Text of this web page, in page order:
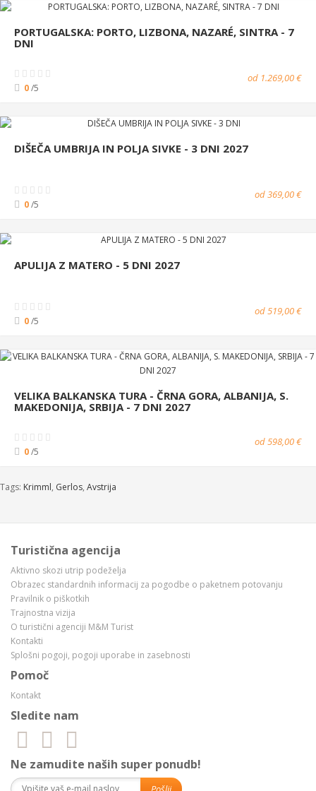
PORTUGALSKA: PORTO, LIZBONA, NAZARÉ, SINTRA - 7
DNI
0/5
od 1.269,00 €
DIŠEČA UMBRIJA IN POLJA SIVKE - 3 DNI 2027
0/5
od 369,00 €
APULIJA Z MATERO - 5 DNI 2027
0/5
od 519,00 €
VELIKA BALKANSKA TURA - ČRNA GORA, ALBANIJA, S.
MAKEDONIJA, SRBIJA - 7 DNI 2027
0/5
od 598,00 €
Tags: Krimml, Gerlos, Avstrija
Turistična agencija
Aktivno skozi utrip podeželja
Obrazec standardnih informacij za pogodbe o paketnem potovanju
Pravilnik o piškotkih
Trajnostna vizija
O turistični agenciji M&M Turist
Kontakti
Splošni pogoji, pogoji uporabe in zasebnosti
Pomoč
Kontakt
Sledite nam
Ne zamudite naših super ponudb!